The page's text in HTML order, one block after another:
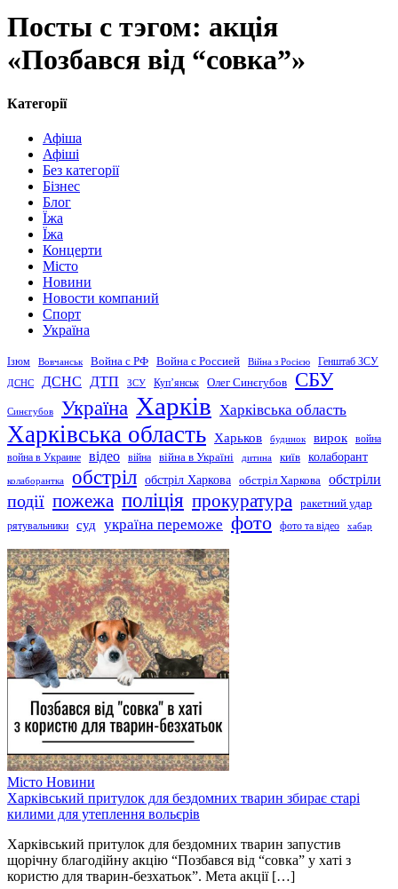
Посты с тэгом: акція
«Позбався від “совка”»
Категорії
Афіша
Афіші
Без категорії
Бізнес
Блог
Їжа
Їжа
Концерти
Місто
Новини
Новости компаний
Спорт
Україна
Ізюм Вовчанськ Война с РФ Война с Россией Війна з Росією Генштаб ЗСУ
ДСНС ДСНС ДТП ЗСУ Купʼянськ Олег Синєгубов СБУ
Синєгубов Україна Харків Харківська область
Харківська область Харьков будинок вирок война
война в Украине відео війна війна в Україні дитина київ колаборант
колаборантка обстріл обстріл Харкова обстріл Харкова обстріли
події пожежа поліція прокуратура
ракетний удар
рятувальники
суд україна переможе фото фото та відео хабар
Місто Новини
Харківський притулок для бездомних тварин збирає старі
килими для утеплення вольєрів
Харківський притулок для бездомних тварин запустив
щорічну благодійну акцію “Позбався від “совка” у хаті з
користю для тварин-безхатьок”. Мета акції […]